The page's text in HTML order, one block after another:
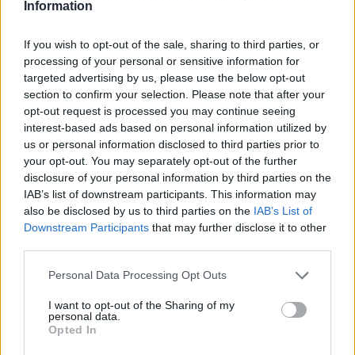
Information
If you wish to opt-out of the sale, sharing to third parties, or
processing of your personal or sensitive information for
targeted advertising by us, please use the below opt-out
section to confirm your selection. Please note that after your
opt-out request is processed you may continue seeing
interest-based ads based on personal information utilized by
us or personal information disclosed to third parties prior to
your opt-out. You may separately opt-out of the further
disclosure of your personal information by third parties on the
IAB’s list of downstream participants. This information may
also be disclosed by us to third parties on the IAB’s List of
Downstream Participants that may further disclose it to other
Please note that this website/app uses one or more Google
not limited to your visit or usage behaviour. You may click to
grant or deny consent to Google and its third-party tags to
use your data for below specified purposes in below Google
Personal Data Processing Opt Outs
I want to opt-out of the Sharing of my
personal data.
Opted In
rivolgersi a un professionista della nutrizione per
adattare quantità e frequenza dei pasti.
Abbinare il cibo al movimento
Il miglior risultato si ottiene combinando una dieta
ricca di proteine distribuite durante la giornata con
esercizi di resistenza regolari. Anche semplici
programmi a corpo libero o con piccoli pesi,
eseguiti con costanza, stimolano la sintesi proteica
e migliorano forza e autonomia. Controlli periodici
con il nutrizionista o il fisioterapista aiutano ad
adeguare alimentazione e attività in presenza di
patologie o fragilità. L’approccio, però, va modulato
sul singolo: valutare stile di vita, condizioni cliniche